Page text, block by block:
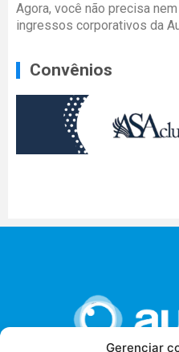
Gerenciar
Agora, você não precisa
ingressos corporativos da
Convênios